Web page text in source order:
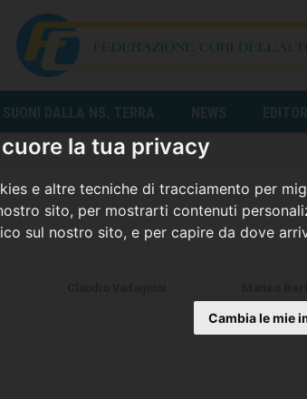
la tua privacy
e altre tecniche di tracciamento per
sito, per mostrarti contenuti
sul nostro sito, e per capire da dove
Cambia le mie